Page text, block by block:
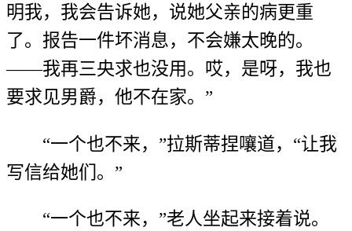
明我，我会告诉她，说她父亲的病更重
了。报告一件坏消息，不会嫌太晚的。
——我再三央求也没用。哎，是呀，我也
要求见男爵，他不在家。”
“一个也不来，”拉斯蒂捏嚷道，“让我
写信给她们。”
“一个也不来，”老人坐起来接着说。